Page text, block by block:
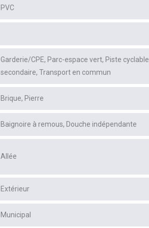
PVC
Garderie/CPE Parc-espace vert Piste cyclable
secondaire Transport en commun
Brique Pierre
Baignoire à remous Douche indépendante
Allée
Extérieur
Municipal